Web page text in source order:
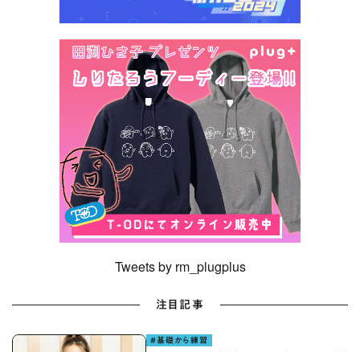
Tweets by rm_plugplus
注目記事
#基礎から練習